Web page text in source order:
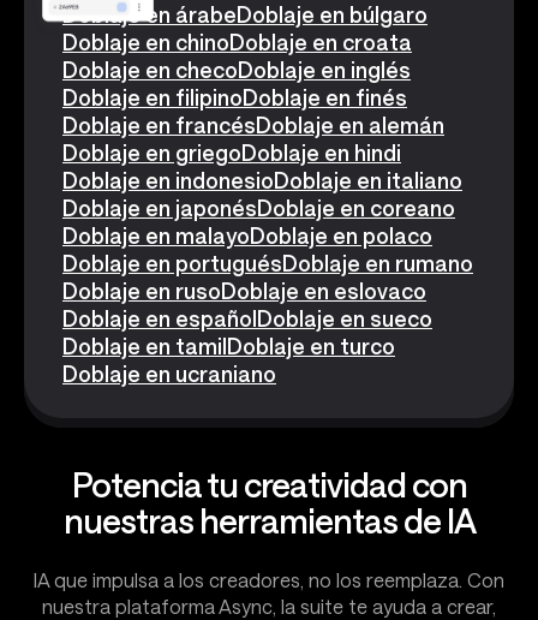
Doblaje en árabeDoblaje en búlgaro
Doblaje en chinoDoblaje en croata
Doblaje en checoDoblaje en inglés
Doblaje en filipinoDoblaje en finés
Doblaje en francésDoblaje en alemán
Doblaje en griegoDoblaje en hindi
Doblaje en indonesioDoblaje en italiano
Doblaje en japonésDoblaje en coreano
Doblaje en malayoDoblaje en polaco
Doblaje en portuguésDoblaje en rumano
Doblaje en rusoDoblaje en eslovaco
Doblaje en españolDoblaje en sueco
Doblaje en tamilDoblaje en turco
Doblaje en ucraniano
Potencia tu creatividad con
nuestras herramientas de IA
IA que impulsa a los creadores, no los reemplaza. Con
nuestra plataforma Async, la suite te ayuda a crear,